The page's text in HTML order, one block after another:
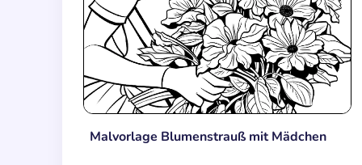
Malvorlage Blumenstrauß mit Mädchen